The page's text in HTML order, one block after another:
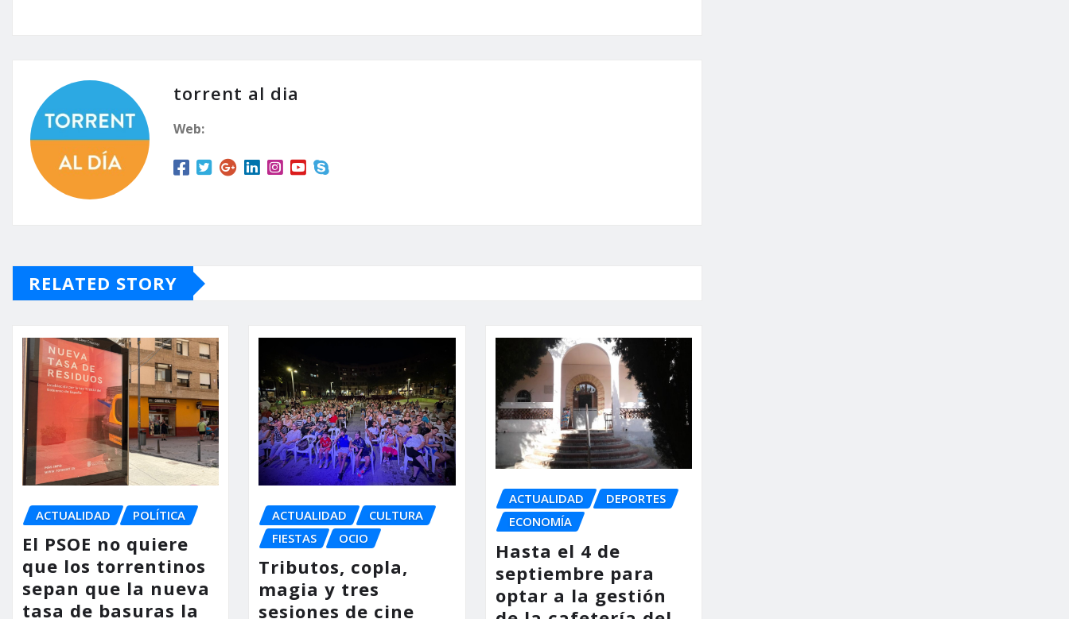
torrent al dia
Web:
RELATED STORY
ACTUALIDAD POLÍTICA
El PSOE no quiere
que los torrentinos
sepan que la nueva
tasa de basuras la
ACTUALIDAD
CULTURA
FIESTAS
OCIO
Tributos, copla,
magia y tres
sesiones de cine
ACTUALIDAD
DEPORTES
ECONOMÍA
Hasta el 4 de
septiembre para
optar a la gestión